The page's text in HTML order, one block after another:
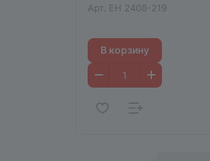
Арт. EH 2408-219
В корзину